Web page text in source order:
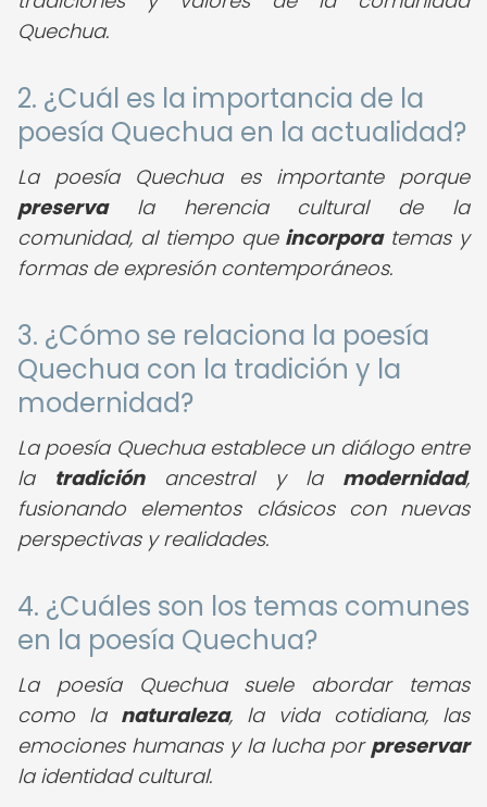
Quechua.
2. ¿Cuál es la importancia de la
poesía Quechua en la actualidad?
La poesía Quechua es importante porque
preservala herencia cultural de la
comunidad, al tiempo que incorporatemas y
formas de expresión contemporáneos.
3. ¿Cómo se relaciona la poesía
Quechua con la tradición y la
modernidad?
La poesía Quechua establece un diálogo entre
la tradiciónancestral y la modernidad,
fusionando elementos clásicos con nuevas
perspectivas y realidades.
4. ¿Cuáles son los temas comunes
en la poesía Quechua?
La poesía Quechua suele abordar temas
como la naturaleza, la vida cotidiana, las
emociones humanas y la lucha por preservar
la identidad cultural.